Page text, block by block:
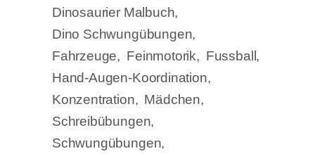
Dinosaurier Malbuch
Dino Schwungübungen
Fahrzeuge
Feinmotorik
Fussball
Hand-Augen-Koordination
Konzentration
Mädchen
Schreibübungen
Schwungübungen